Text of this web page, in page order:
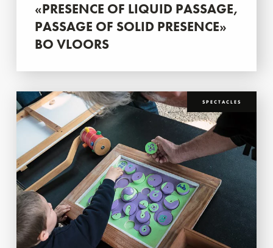
«PRESENCE OF LIQUID PASSAGE,
PASSAGE OF SOLID PRESENCE»
BO VLOORS
SPECTACLES